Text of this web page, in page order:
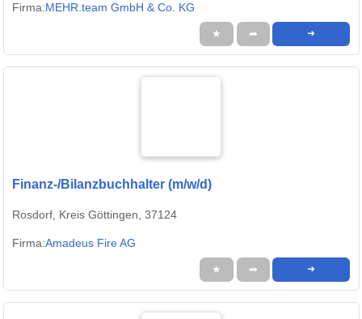
Firma:MEHR.team GmbH & Co. KG
★ ➦ ➜
Finanz-/Bilanzbuchhalter (m/w/d)
Rosdorf, Kreis Göttingen, 37124
Firma:Amadeus Fire AG
★ ➦ ➜